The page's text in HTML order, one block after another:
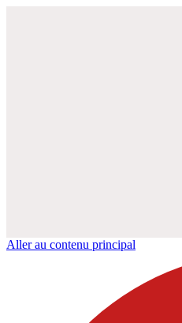
Aller au contenu principal